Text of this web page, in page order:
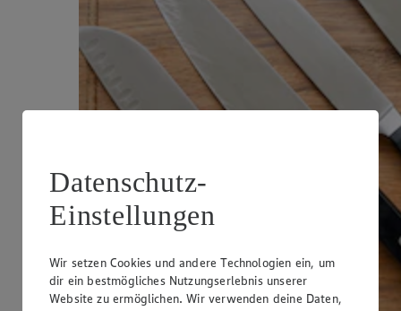
Datenschutz-
Einstellungen
Wir setzen Cookies und andere Technologien ein, um
dir ein bestmögliches Nutzungserlebnis unserer
Website zu ermöglichen. Wir verwenden deine Daten,